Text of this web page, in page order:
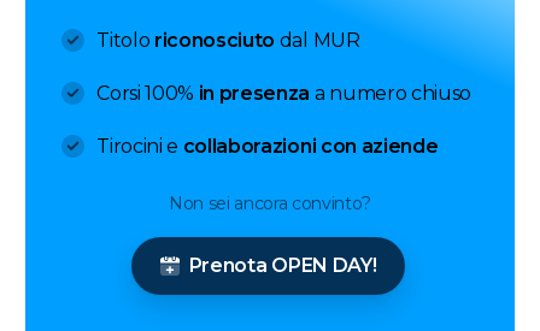
Titolo riconosciuto dal MUR
Corsi 100% in presenza a numero chiuso
Tirocini e collaborazioni con aziende
Non sei ancora convinto?
Prenota OPEN DAY!